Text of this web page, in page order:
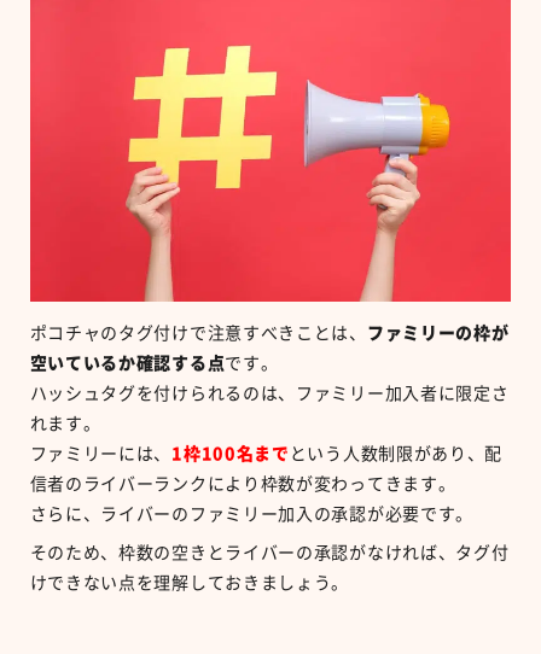
ポコチャのタグ付けで注意すべきことは、 ファミリーの枠が
空いているか確認する点です。
ハッシュタグを付けられるのは、ファミリー加入者に限定さ
れます。
ファミリーには、 1枠100名まで という人数制限があり、配
信者のライバーランクにより枠数が変わってきます。
さらに、ライバーのファミリー加入の承認が必要です。
そのため、枠数の空きとライバーの承認がなければ、タグ付
けできない点を理解しておきましょう。